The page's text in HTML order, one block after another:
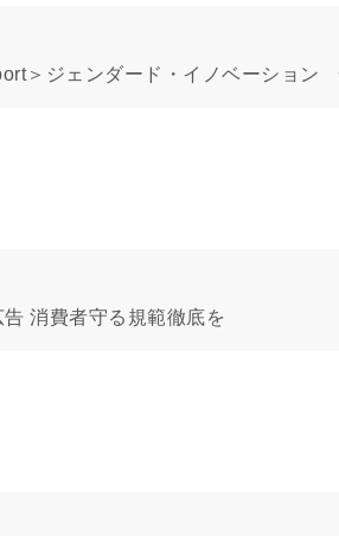
＞ジェンダード・イノベーション
告 消費者守る規範徹底を